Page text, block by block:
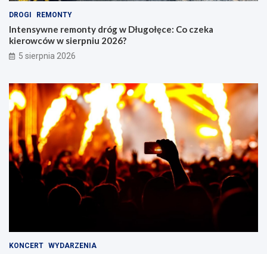
DROGI REMONTY
Intensywne remonty dróg w Długołęce: Co czeka
kierowców w sierpniu 2026?
5 sierpnia 2026
KONCERT WYDARZENIA